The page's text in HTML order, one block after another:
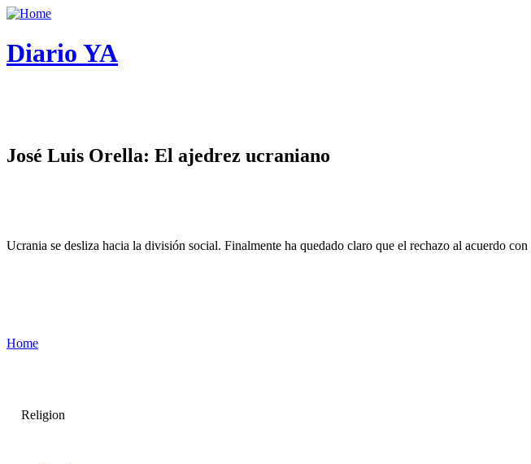
Diario YA
José Luis Orella: El ajedrez ucraniano
Ucrania se desliza hacia la división social. Finalmente ha quedado claro que el rechazo al acuerdo
Home
Religion